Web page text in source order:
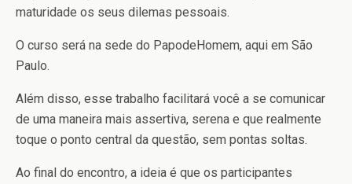
maturidade os seus dilemas pessoais.
O curso será na sede do PapodeHomem, aqui em São
Paulo.
Além disso, esse trabalho facilitará você a se comunicar
de uma maneira mais assertiva, serena e que realmente
toque o ponto central da questão, sem pontas soltas.
Ao final do encontro, a ideia é que os participantes